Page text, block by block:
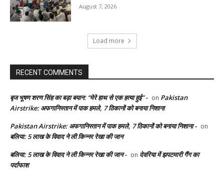
August 7, 2026
Load more
RECENT COMMENTS
बृज भूषण शरण सिंह का बड़ा बयान: “मेरे हाथ से एक हत्या हुई” - on Pakistan
Airstrike: अफगानिस्तान में पाक हमले, 7 ठिकानों को बनाया निशाना
Pakistan Airstrike: अफगानिस्तान में पाक हमले, 7 ठिकानों को बनाया निशाना - on
बलिया: 5 लाख के विवाद ने ली किन्नर रेखा की जान
बलिया: 5 लाख के विवाद ने ली किन्नर रेखा की जान - on देवरिया में झपटमारी गैंग का
पर्दाफाश